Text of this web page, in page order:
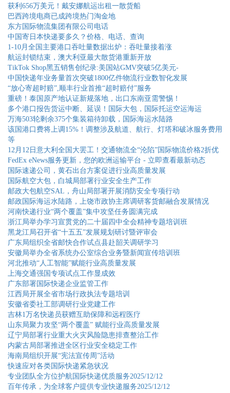
获利656万美元！戴安娜航运出租一散货船
巴西跨境电商已成跨境热门淘金地
东方国际物流集团有限公司电话
中国寄日本快递要多久？价格、电话、查询
1-10月全国主要港口吞吐量数据出炉：吞吐量接着涨
航运封锁结束，澳大利亚最大散货港重新开放
TikTok Shop黑五销售创纪录:美国站GMV突破5亿美元-
中国快递年业务量首次突破1800亿件物流行业数智化发展
“放心寄超时赔”,顺丰行业首推“超时赔付”服务
重磅！泰国原产地认证新规落地，出口东南亚需警惕！
多个港口报告货运中断、延误！国际大包，国际托运空运海运
万海503轮剩余375个集装箱待卸载，国际海运水陆路
该国港口费将上调15%！调整涉及航道、航行、灯塔和破冰服务费用
等
12月12日意大利全国大罢工！交通物流全“沦陷”国际物流价格2折优
FedEx eNews服务更新，您的欧洲运输平台 - 立即查看最新动态
国际速递公司，黄石出台方案促进行业高质量发展
国际航空大包，白城局部署行业安全生产工作
邮政大包航空SAL，舟山局部署开展消防安全专项行动
邮政国际海运水陆路，上饶市政协主席调研客货邮融合发展情况
河南快递行业“两个覆盖”集中攻坚任务圆满完成
浙江局举办学习宣贯党的二十届四中全会精神专题培训班
黑龙江局召开省“十五五”发展规划研讨暨评审会
广东局组织全省邮快合作试点县赴韶关调研学习
安徽局举办全省系统办公室综合业务暨新闻宣传培训班
河北推动“人工智能”赋能行业高质量发展
上海交通强国专项试点工作显成效
广东部署国际快递企业监管工作
江西局开展全省市场行政执法专题培训
安徽省委社工部调研行业党建工作
吉林1万名快递员获赠互助保障和远程医疗
山东局聚力攻坚“两个覆盖” 赋能行业高质量发展
辽宁局部署行业重大火灾风险隐患排查整治工作
内蒙古局部署推进全区行业安全稳定工作
海南局组织开展“宪法宣传周”活动
快速应对各类国际快递紧急状况
专业团队全方位护航国际快递优质服务2025/12/12
百年传承，为全球客户提供专业快递服务2025/12/12